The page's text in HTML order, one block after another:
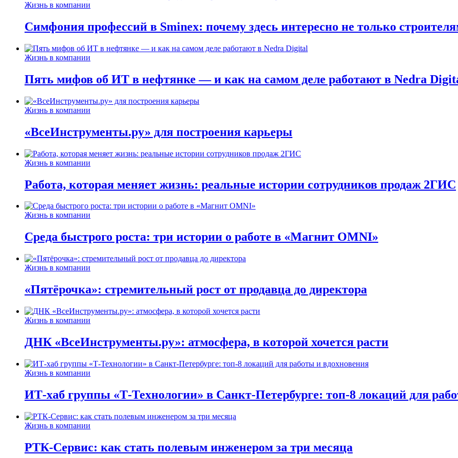
Жизнь в компании
Симфония профессий в Sminex: почему здесь интересно не только
Жизнь в компании
Пять мифов об ИТ в нефтянке — и как на самом деле работают в Nedra
Жизнь в компании
«ВсеИнструменты.ру» для построения карьеры
Жизнь в компании
Работа, которая меняет жизнь: реальные истории сотрудников продаж 2ГИС
Жизнь в компании
Среда быстрого роста: три истории о работе в «Магнит OMNI»
Жизнь в компании
«Пятёрочка»: стремительный рост от продавца до директора
Жизнь в компании
ДНК «ВсеИнструменты.ру»: атмосфера, в которой хочется расти
Жизнь в компании
ИТ-хаб группы «Т-Технологии» в Санкт-Петербурге: топ-8 локаций для
Жизнь в компании
РТК-Сервис: как стать полевым инженером за три месяца